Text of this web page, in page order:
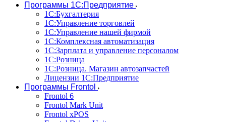
Программы 1С:Предприятие
1С:Бухгалтерия
1С:Управление торговлей
1С:Управление нашей фирмой
1С:Комплексная автоматизация
1С:Зарплата и управление персоналом
1С:Розница
1С:Розница. Магазин автозапчастей
Лицензии 1С:Предприятие
Программы Frontol
Frontol 6
Frontol Mark Unit
Frontol xPOS